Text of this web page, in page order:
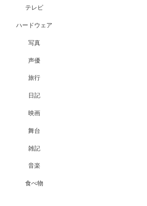
テレビ
ハードウェア
写真
声優
旅行
日記
映画
舞台
雑記
音楽
食べ物